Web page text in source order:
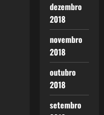
dezembro
2018
novembro
2018
outubro
2018
setembro